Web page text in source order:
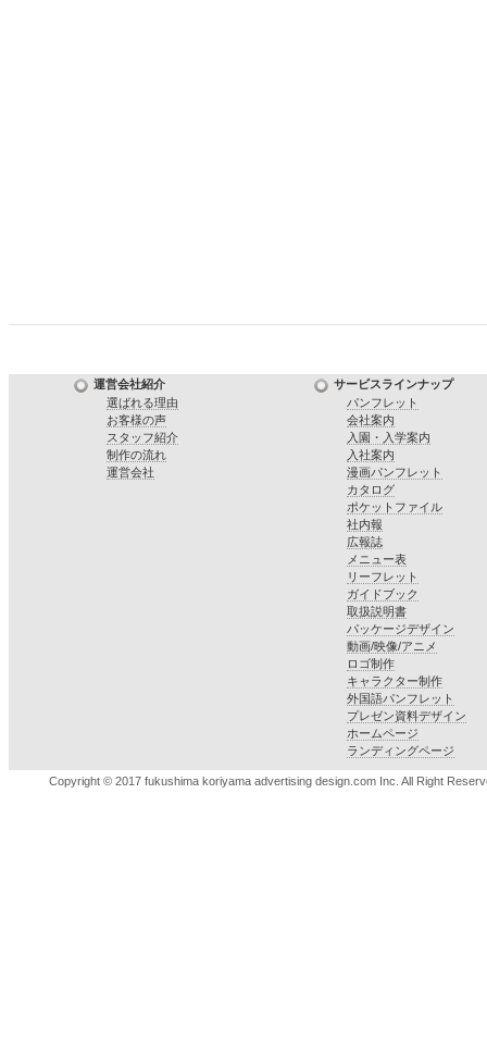
運営会社紹介
選ばれる理由
お客様の声
スタッフ紹介
制作の流れ
運営会社
サービスラインナップ
パンフレット
会社案内
入園・入学案内
入社案内
漫画パンフレット
カタログ
ポケットファイル
社内報
広報誌
メニュー表
リーフレット
ガイドブック
取扱説明書
パッケージデザイン
動画/映像/アニメ
ロゴ制作
キャラクター制作
外国語パンフレット
プレゼン資料デザイン
ホームページ
ランディングページ
Copyright © 2017 fukushima koriyama advertising design.com Inc. All Right